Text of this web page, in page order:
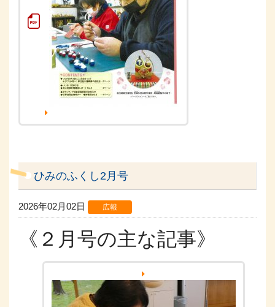
ひみのふくし2月号
2026年02月02日 広報
《２月号の主な記事》